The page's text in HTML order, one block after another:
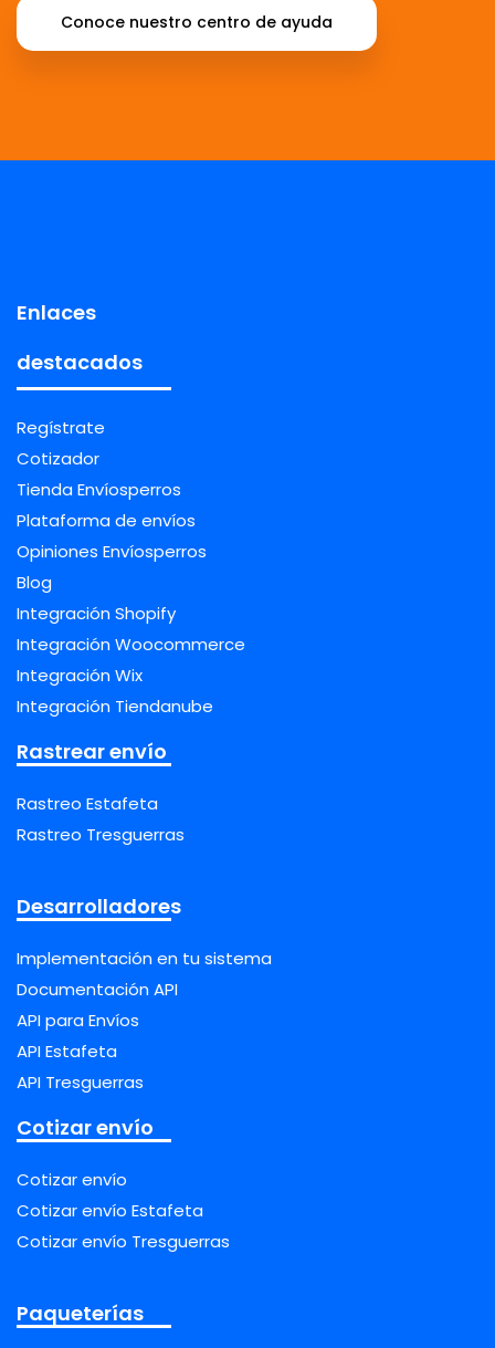
Conoce nuestro centro de ayuda
Enlaces
destacados
Regístrate
Cotizador
Tienda Envíosperros
Plataforma de envíos
Opiniones Envíosperros
Blog
Integración Shopify
Integración Woocommerce
Integración Wix
Integración Tiendanube
Rastrear envío
Rastreo Estafeta
Rastreo Tresguerras
Desarrolladores
Implementación en tu sistema
Documentación API
API para Envíos
API Estafeta
API Tresguerras
Cotizar envío
Cotizar envío
Cotizar envío Estafeta
Cotizar envío Tresguerras
Paqueterías